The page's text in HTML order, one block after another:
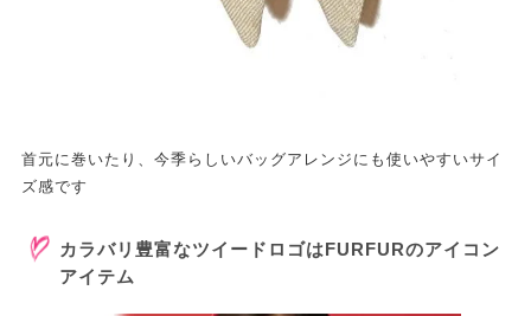
首元に巻いたり、今季らしいバッグアレンジにも使いやすいサイ
ズ感です
カラバリ豊富なツイードロゴはFURFURのアイコン
アイテム